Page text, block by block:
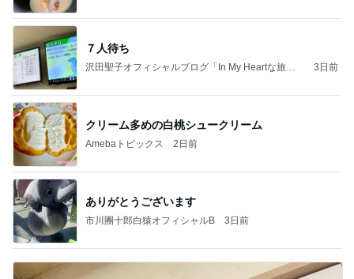
７人待ち
沢田聖子オフィシャルブログ「In My Heartな旅日
3日前
クリーム多めの白桃シュークリーム
Amebaトピックス 2日前
ありがとうございます
市川團十郎白猿オフィシャルB 3日前